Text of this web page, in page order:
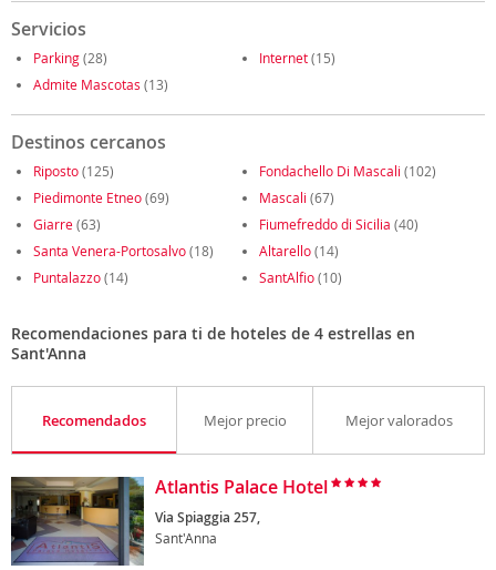
Servicios
Parking(28) Internet(15)
Admite Mascotas (13)
Destinos cercanos
Riposto(125) Fondachello Di Mascali (102)
Piedimonte Etneo(69) Mascali (67)
Giarre(63) Fiumefreddo di Sicilia (40)
Santa Venera-Portosalvo(18) Altarello(14)
Puntalazzo(14) SantAlfio(10)
Recomendaciones para ti de hoteles de 4 estrellas en
Sant'Anna
Recomendados Mejor precio Mejor valorados
Atlantis Palace Hotel
Via Spiaggia 257,
Sant'Anna